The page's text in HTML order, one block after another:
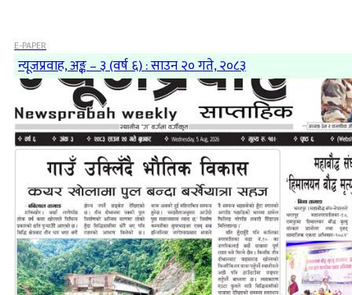
E-PAPER
न्यूजप्रवाह, अङ्क – ३ (वर्ष ६) : साउन २० गते, २०८३